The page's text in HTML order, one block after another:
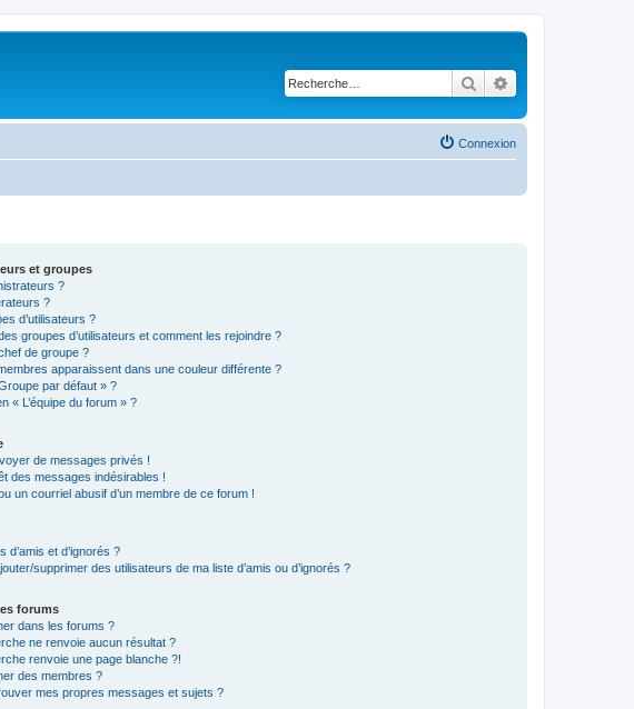
Rechercher
Connexion
et groupes
?
?
d’utilisateurs ?
groupes d’utilisateurs et comment les rejoindre ?
de groupe ?
apparaissent dans une couleur différente ?
par défaut » ?
« L’équipe du forum » ?
de messages privés !
des messages indésirables !
un courriel abusif d’un membre de ce forum !
d’amis et d’ignorés ?
supprimer des utilisateurs de ma liste d’amis ou d’ignorés ?
forums
dans les forums ?
ne renvoie aucun résultat ?
renvoie une page blanche ?!
des membres ?
mes propres messages et sujets ?